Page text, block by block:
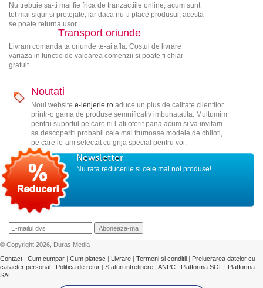
Nu trebuie sa-ti mai fie frica de tranzactiile online, acum sunt
tot mai sigur si protejate, iar daca nu-ti place produsul, acesta
se poate returna usor.
Transport oriunde
Livram comanda ta oriunde te-ai afla. Costul de livrare
variaza in functie de valoarea comenzii si poate fi chiar
gratuit.
Noutati
Noul website e-lenjerie.roaduce un plus de calitate clientilor
printr-o gama de produse semnificativ imbunatatita. Multumim
pentru suportul pe care ni l-ati oferit pana acum si va invitam
sa descoperiti probabil cele mai frumoase modele de chiloti,
pe care le-am selectat cu grija special pentru voi.
Newsletter
Nu rata reducerile si cele mai noi produse!
© Copyright 2026, Duras Media
Contact
Cum cumpar Cum platesc Livrare Termeni si conditii
Prelucrarea datelor cu
caracter personal
Politica de retur Sfaturi intretinere ANPC Platforma SOL
Platforma
SAL